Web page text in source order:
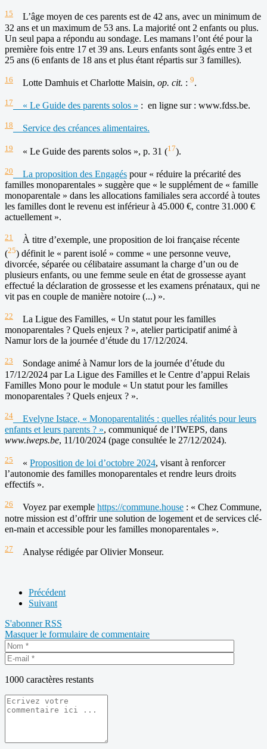
15
L’âge moyen de ces parents est de 42 ans, avec un minimum de
32 ans et un maximum de 53 ans. La majorité ont 2 enfants ou plus.
Un seul papa a répondu au sondage. Les mamans l’ont été pour la
première fois entre 17 et 39 ans. Leurs enfants sont âgés entre 3 et
25 ans (6 enfants de 18 ans et plus étant répartis sur 3 familles).
16 Lotte Damhuis et Charlotte Maisin, op. cit. : 9.
17 « Le Guide des parents solos » : en ligne sur : www.fdss.be.
18 Service des créances alimentaires.
19 « Le Guide des parents solos », p. 31 (17).
20 La proposition des Engagés pour « réduire la précarité des
familles monoparentales » suggère que « le supplément de « famille
monoparentale » dans les allocations familiales sera accordé à toutes
les familles dont le revenu est inférieur à 45.000 €, contre 31.000 €
actuellement ».
21
À titre d’exemple, une proposition de loi française récente
(25) définit le « parent isolé » comme « une personne veuve,
divorcée, séparée ou célibataire assumant la charge d’un ou de
plusieurs enfants, ou une femme seule en état de grossesse ayant
effectué la déclaration de grossesse et les examens prénataux, qui ne
vit pas en couple de manière notoire (...) ».
22
La Ligue des Familles, « Un statut pour les familles
monoparentales ? Quels enjeux ? », atelier participatif animé à
Namur lors de la journée d’étude du 17/12/2024.
23
Sondage animé à Namur lors de la journée d’étude du
17/12/2024 par La Ligue des Familles et le Centre d’appui Relais
Familles Mono pour le module « Un statut pour les familles
monoparentales ? Quels enjeux ? ».
24 Evelyne Istace, « Monoparentalités : quelles réalités pour leurs
enfants et leurs parents ? », communiqué de l’IWEPS, dans
www.iweps.be, 11/10/2024 (page consultée le 27/12/2024).
25 « Proposition de loi d’octobre 2024, visant à renforcer
l’autonomie des familles monoparentales et rendre leurs droits
effectifs ».
26 Voyez par exemple https://commune.house : « Chez Commune,
notre mission est d’offrir une solution de logement et de services clé-
en-main et accessible pour les familles monoparentales ».
27 Analyse rédigée par Olivier Monseur.
Précédent
Suivant
S'abonnerRSS
Masquer le formulaire de commentaire
1000 caractères restants